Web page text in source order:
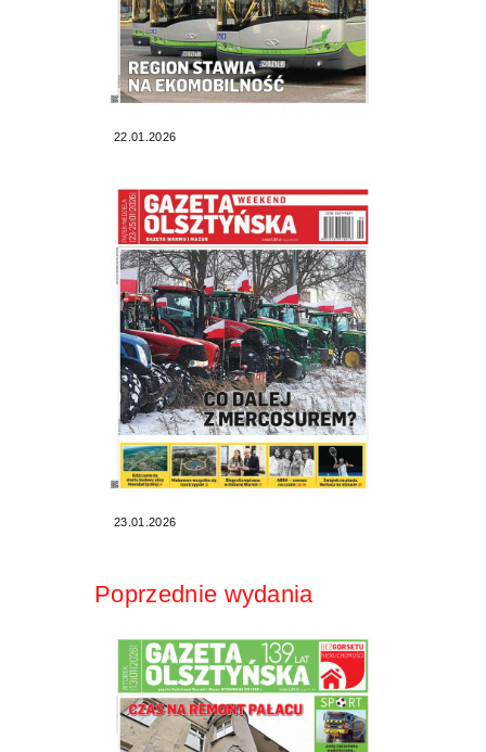
22.01.2026
23.01.2026
Poprzednie wydania